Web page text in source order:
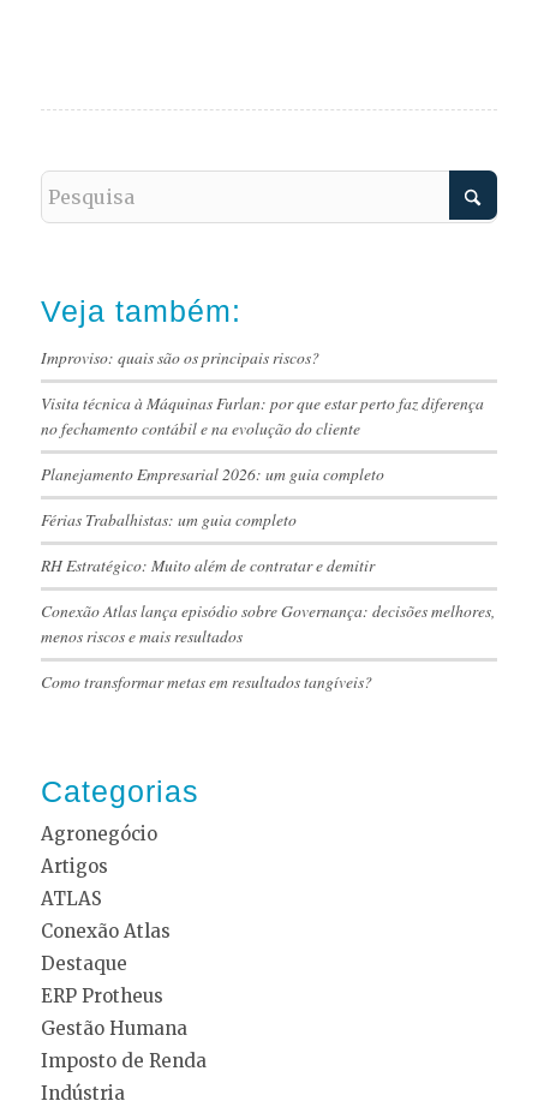
Veja também:
Improviso: quais são os principais riscos?
Visita técnica à Máquinas Furlan: por que estar perto faz diferença
no fechamento contábil e na evolução do cliente
Planejamento Empresarial 2026: um guia completo
Férias Trabalhistas: um guia completo
RH Estratégico: Muito além de contratar e demitir
Conexão Atlas lança episódio sobre Governança: decisões melhores,
menos riscos e mais resultados
Como transformar metas em resultados tangíveis?
Categorias
Agronegócio
Artigos
ATLAS
Conexão Atlas
Destaque
ERP Protheus
Gestão Humana
Imposto de Renda
Indústria